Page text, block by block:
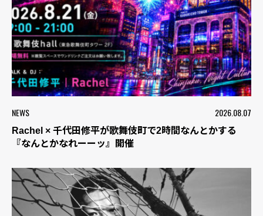
NEWS 2026.08.07
Rachel × 千代田修平が歌舞伎町で2時間なんとかする
『なんとかなれーーッ』開催